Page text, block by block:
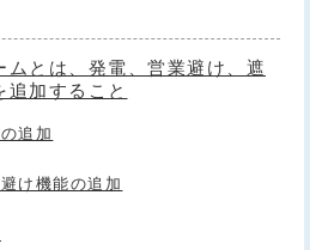
ムとは、発電、営業避け、遮
追加すること
追加
け機能の追加